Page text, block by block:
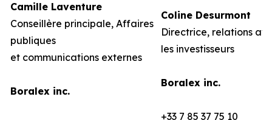
Camille Laventure
Conseillère principale, Affaires
publiques
et communications externes
Boralex inc.
Coline Desurmont
Directrice, relations
les investisseurs
Boralex inc.
+33 7 85 37 75 10